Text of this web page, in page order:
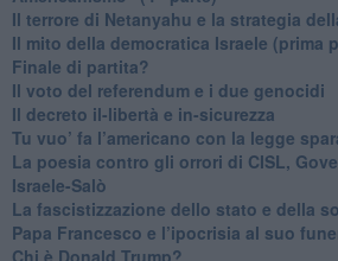
​Il terrore di Netanyahu e la strategia
Il mito della democratica Israele (prima
​Finale di partita?
​Il voto del referendum e i due genocidi
Il decreto il-libertà e in-sicurezza
Tu vuo’ fa l’americano con la legge
La poesia contro gli orrori di CISL,
Israele-Salò
​La fascistizzazione dello stato e della
Papa Francesco e l’ipocrisia al suo
​Chi è Donald Trump?